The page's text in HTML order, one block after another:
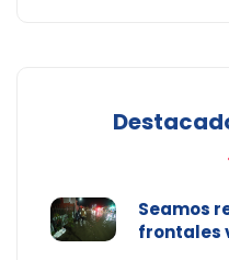
Seamos
frontales